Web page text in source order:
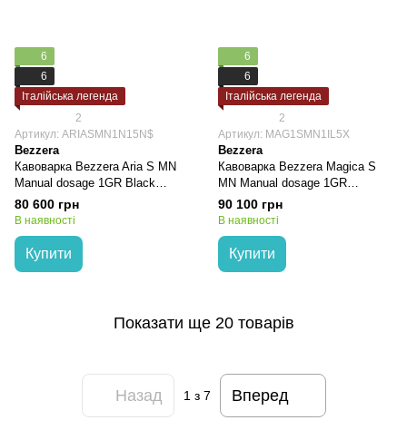
6
6
Італійська легенда
2
Артикул: ARIASMN1N15N$
Bezzera
Кавоварка Bezzera Aria S MN
Manual dosage 1GR Black
ARIASMN1N15N$
80 600 грн
В наявності
Купити
6
6
Італійська легенда
2
Артикул: MAG1SMN1IL5X
Bezzera
Кавоварка Bezzera Magica S
MN Manual dosage 1GR
Stainless Steel MAG1SMN1IL5X
90 100 грн
В наявності
Купити
Показати ще 20 товарів
Назад 1 з 7 Вперед